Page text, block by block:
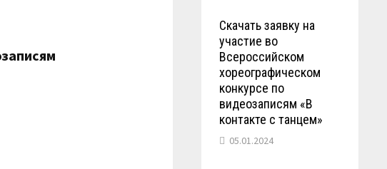
Скачать заявку на
участие во
Всероссийском
хореографическом
конкурсе по
видеозаписям «В
контакте с танцем»
05.01.2024